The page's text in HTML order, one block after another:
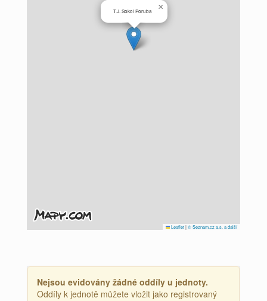
T.J. Sokol Poruba ×
Leaflet|© Seznam.cz a.s. a další
Nejsou evidovány žádné oddíly u jednoty.
Oddíly k jednotě můžete vložit jako registrovaný